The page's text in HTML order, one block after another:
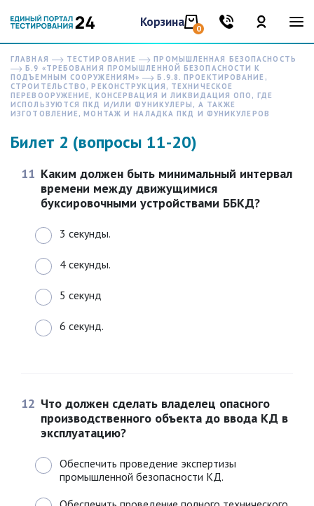
Корзина 0
ГЛАВНАЯ ТЕСТИРОВАНИЕ
ПРОМЫШЛЕННАЯ БЕЗОПАСНОСТЬ
Б.9 «ТРЕБОВАНИЯ ПРОМЫШЛЕННОЙ БЕЗОПАСНОСТИ К
ПОДЪЕМНЫМ СООРУЖЕНИЯМ»
Б.9.8. ПРОЕКТИРОВАНИЕ,
СТРОИТЕЛЬСТВО, РЕКОНСТРУКЦИЯ, ТЕХНИЧЕСКОЕ
ПЕРЕВООРУЖЕНИЕ, КОНСЕРВАЦИЯ И ЛИКВИДАЦИЯ ОПО, ГДЕ
ИСПОЛЬЗУЮТСЯ ПКД И/ИЛИ ФУНИКУЛЕРЫ, А ТАКЖЕ
ИЗГОТОВЛЕНИЕ, МОНТАЖ И НАЛАДКА ПКД И ФУНИКУЛЕРОВ
Билет 2 (вопросы 11-20)
11 Каким должен быть минимальный интервал
времени между движущимися
буксировочными устройствами ББКД?
3 секунды.
4 секунды.
5 секунд
6 секунд.
12 Что должен сделать владелец опасного
производственного объекта до ввода КД в
эксплуатацию?
Обеспечить проведение экспертизы
промышленной безопасности КД.